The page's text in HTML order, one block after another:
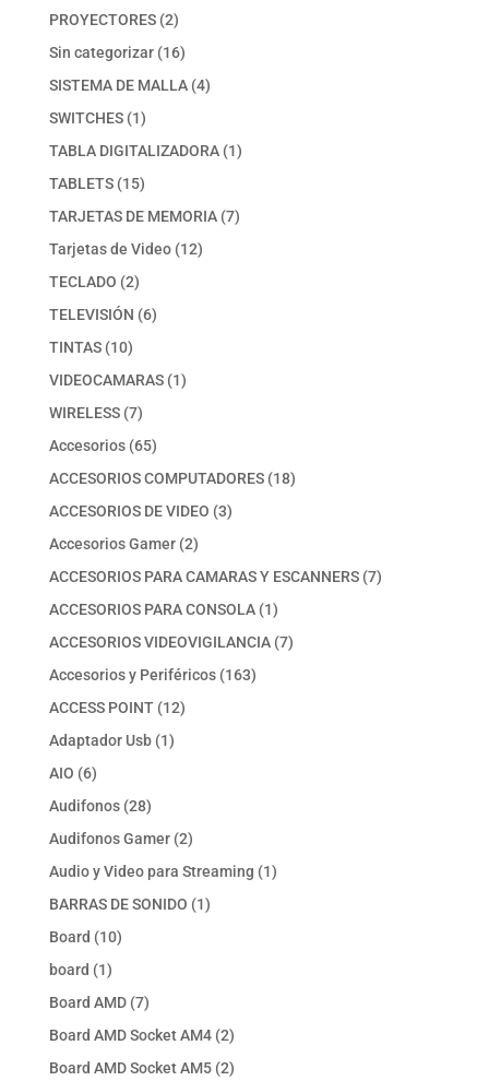
productos
PROYECTORES 22
productos
Sin categorizar 1616
productos
SISTEMA DE MALLA 44
SWITCHES 11
producto
TABLA DIGITALIZADORA 11
TABLETS 1515
productos
TARJETAS DE MEMORIA 77
Tarjetas de Video 1212
TECLADO 22
productos
TELEVISIÓN 66
TINTAS 1010
productos
VIDEOCAMARAS 11
WIRELESS 77
productos
Accesorios 6565
productos
ACCESORIOS COMPUTADORES 1818
ACCESORIOS DE VIDEO 33
Accesorios Gamer 22
productos
ACCESORIOS PARA CAMARAS Y ESCANNERS 77
ACCESORIOS PARA CONSOLA 11
producto
ACCESORIOS VIDEOVIGILANCIA 77
Accesorios y Periféricos 163163
ACCESS POINT 1212
Adaptador Usb 11
AIO 66
productos
Audifonos 2828
productos
Audifonos Gamer 22
productos
Audio y Video para Streaming 11
BARRAS DE SONIDO 11
Board 1010
board 11
producto
Board AMD 77
productos
Board AMD Socket AM4 22
productos
Board AMD Socket AM5 22